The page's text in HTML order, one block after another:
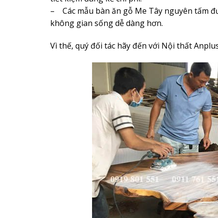
– Các mẫu bàn ăn gỗ Me Tây nguyên tấm
không gian sống dễ dàng hơn.
Vì thế, quý đối tác hãy đến với Nội thất